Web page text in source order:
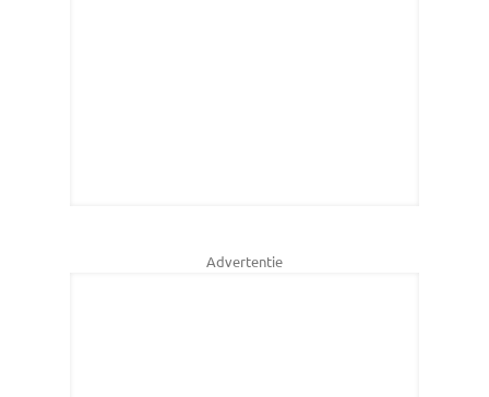
Advertentie